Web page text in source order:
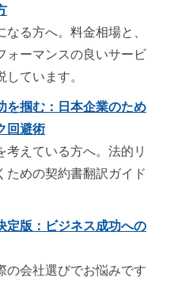
る方へ。料金相場と、
ォーマンスの良いサービ
ています。
を掴む：日本企業のため
回避術
考えている方へ。法的リ
ための契約書翻訳ガイド
定版：ビジネス成功への
の会社選びでお悩みです